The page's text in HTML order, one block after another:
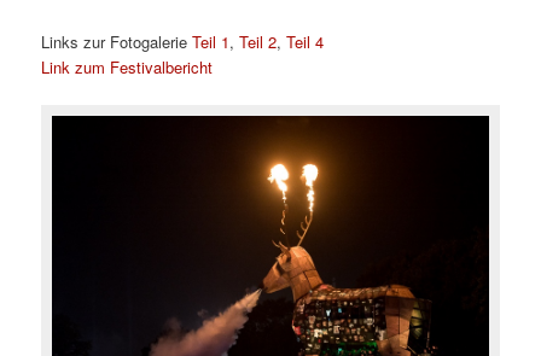
Links zur FotogalerieTeil 1,Teil 2,Teil 4
Link zum Festivalbericht